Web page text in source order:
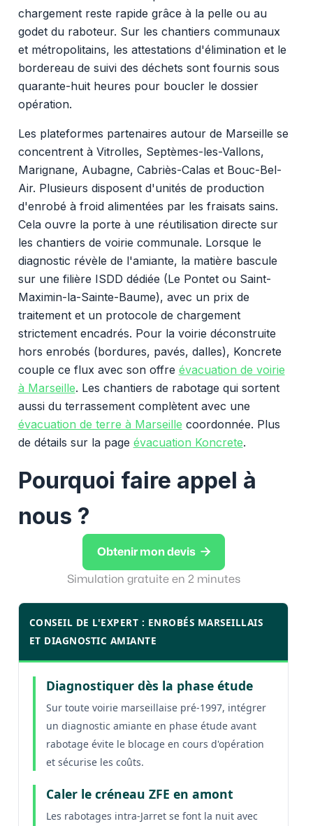
chargement reste rapide grâce à la pelle ou au
godet du raboteur. Sur les chantiers communaux
et métropolitains, les attestations d'élimination et le
bordereau de suivi des déchets sont fournis sous
quarante-huit heures pour boucler le dossier
opération.
Les plateformes partenaires autour de Marseille se
concentrent à Vitrolles, Septèmes-les-Vallons,
Marignane, Aubagne, Cabriès-Calas et Bouc-Bel-
Air. Plusieurs disposent d'unités de production
d'enrobé à froid alimentées par les fraisats sains.
Cela ouvre la porte à une réutilisation directe sur
les chantiers de voirie communale. Lorsque le
diagnostic révèle de l'amiante, la matière bascule
sur une filière ISDD dédiée (Le Pontet ou Saint-
Maximin-la-Sainte-Baume), avec un prix de
traitement et un protocole de chargement
strictement encadrés. Pour la voirie déconstruite
hors enrobés (bordures, pavés, dalles), Koncrete
couple ce flux avec son offre évacuation de voirie
à Marseille. Les chantiers de rabotage qui sortent
aussi du terrassement complètent avec une
évacuation de terre à Marseille coordonnée. Plus
de détails sur la page évacuation Koncrete.
Pourquoi faire appel à
nous ?
Obtenir mon devis 
Simulation gratuite en 2 minutes
CONSEIL DE L'EXPERT : ENROBÉS MARSEILLAIS
ET DIAGNOSTIC AMIANTE
Diagnostiquer dès la phase étude
Sur toute voirie marseillaise pré-1997, intégrer
un diagnostic amiante en phase étude avant
rabotage évite le blocage en cours d'opération
et sécurise les coûts.
Caler le créneau ZFE en amont
Les rabotages intra-Jarret se font la nuit avec